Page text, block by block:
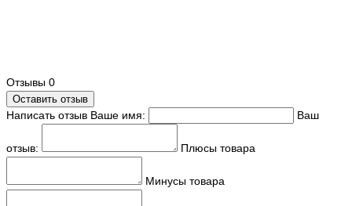
Отзывы 0
Оставить отзыв
Написать отзыв Ваше имя: Ваш
отзыв: Плюсы товара
Минусы товара